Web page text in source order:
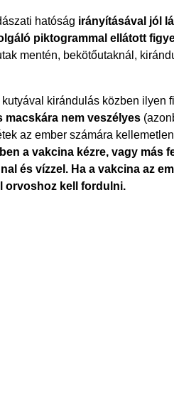
hatóság irányításával jól
piktogrammal ellátott
mentén, bekötőutaknál,
kirándulás közben ilyen
macskára nem veszélyes
az ember számára
a vakcina kézre, vagy más
és vízzel. Ha a vakcina az
orvoshoz kell fordulni.